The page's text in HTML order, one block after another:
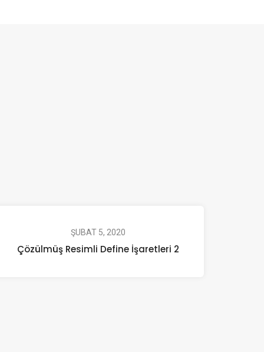
ŞUBAT 5, 2020
Çözülmüş Resimli Define İşaretleri 2